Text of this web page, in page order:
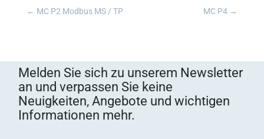
← MC P2 Modbus MS / TP MC P4 →
Melden Sie sich zu unserem Newsletter
an und verpassen Sie keine
Neuigkeiten, Angebote und wichtigen
Informationen mehr.